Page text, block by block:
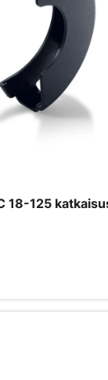
18-125